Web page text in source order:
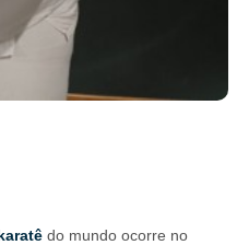
do mundo ocorre no